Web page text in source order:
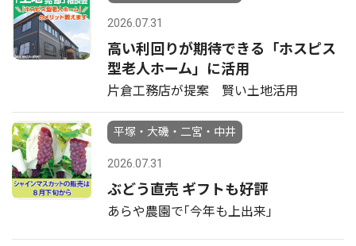
2026.07.31
高い利回りが期待できる「ホスピス
型老人ホーム」に活用
片倉工務店が提案 賢い土地活用
平塚・大磯・二宮・中井
2026.07.31
ぶどう直売 ギフトも好評
あらや農園で｢今年も上出来｣